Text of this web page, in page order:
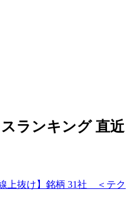
ランキング 直近
上抜け】銘柄 31社 ＜テク